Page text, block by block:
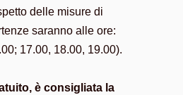
delle misure di
saranno alle ore:
17.00, 18.00, 19.00).
è consigliata la